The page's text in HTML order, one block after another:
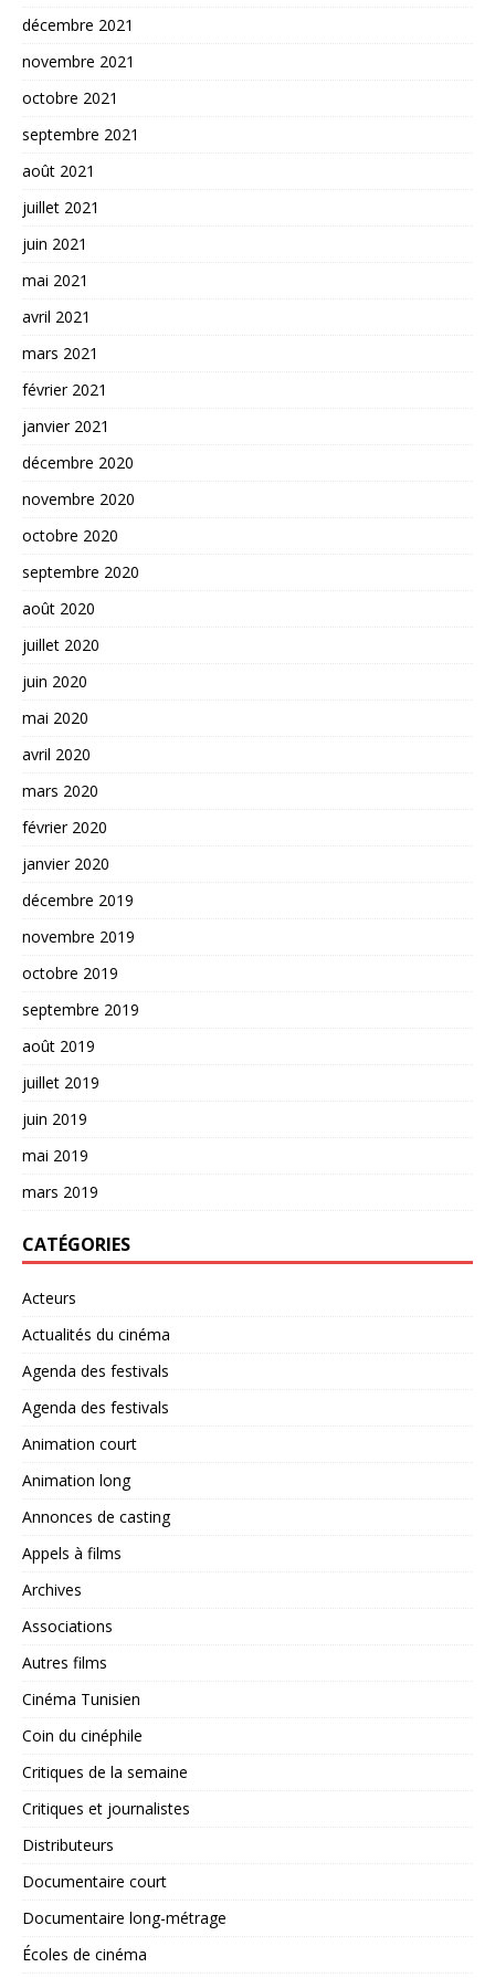
décembre 2021
novembre 2021
octobre 2021
septembre 2021
août 2021
juillet 2021
juin 2021
mai 2021
avril 2021
mars 2021
février 2021
janvier 2021
décembre 2020
novembre 2020
octobre 2020
septembre 2020
août 2020
juillet 2020
juin 2020
mai 2020
avril 2020
mars 2020
février 2020
janvier 2020
décembre 2019
novembre 2019
octobre 2019
septembre 2019
août 2019
juillet 2019
juin 2019
mai 2019
mars 2019
CATÉGORIES
Acteurs
Actualités du cinéma
Agenda des festivals
Agenda des festivals
Animation court
Animation long
Annonces de casting
Appels à films
Archives
Associations
Autres films
Cinéma Tunisien
Coin du cinéphile
Critiques de la semaine
Critiques et journalistes
Distributeurs
Documentaire court
Documentaire long-métrage
Écoles de cinéma